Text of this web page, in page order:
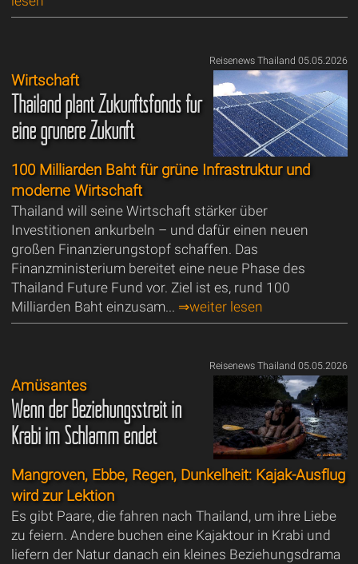
Reisenews Thailand 05.05.2026
Wirtschaft
Thailand plant Zukunftsfonds für
eine grünere Zukunft
100 Milliarden Baht für grüne Infrastruktur und
moderne Wirtschaft
Thailand will seine Wirtschaft stärker über
Investitionen ankurbeln – und dafür einen neuen
großen Finanzierungstopf schaffen. Das
Finanzministerium bereitet eine neue Phase des
Thailand Future Fund vor. Ziel ist es, rund 100
Milliarden Baht einzusam... ⇒weiter lesen
Reisenews Thailand 05.05.2026
Amüsantes
Wenn der Beziehungsstreit in
Krabi im Schlamm endet
Mangroven, Ebbe, Regen, Dunkelheit: Kajak-Ausflug
wird zur Lektion
Es gibt Paare, die fahren nach Thailand, um ihre Liebe
zu feiern. Andere buchen eine Kajaktour in Krabi und
liefern der Natur danach ein kleines Beziehungsdrama